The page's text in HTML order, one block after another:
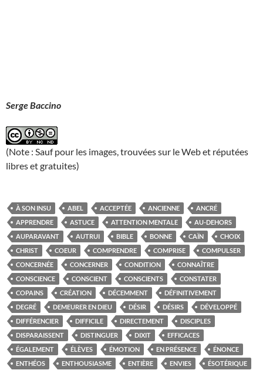
Serge Baccino
(Note : Sauf pour les images, trouvées sur le Web et réputées
libres et gratuites)
À SON INSU ABEL ACCEPTÉE ANCIENNE
ANCRÉ
APPRENDRE
ASTUCE ATTENTION MENTALE
AU-DEHORS
AUPARAVANT
AUTRUI BIBLE BONNE CAÏN
CHOIX
CHRIST
COEUR COMPRENDRE COMPRISE
COMPULSER
CONCERNÉE
CONCERNER CONDITION
CONNAÎTRE
CONSCIENCE
CONSCIENT CONSCIENTS
CONSTATER
COPAINS
CRÉATION DÉCEMMENT
DÉFINITIVEMENT
DEGRÉ
DEMEURER EN DIEU DÉSIR DÉSIRS
DÉVELOPPÉ
DIFFÉRENCIER
DIFFICILE DIRECTEMENT
DISCIPLES
DISPARAISSENT
DISTINGUER DIXIT
EFFICACES
ÉGALEMENT
ÉLÈVES ÉMOTION EN PRÉSENCE
ÉNONCE
ENTHÉOS
ENTHOUSIASME ENTIÈRE ENVIES
ÉSOTÉRIQUE